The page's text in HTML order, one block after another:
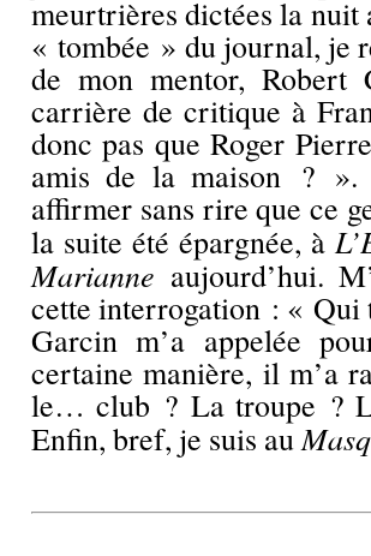
meurtrières dictées la nuit
« tombée » du journal, je
de mon mentor,
carrière de critique à
donc pas que Roger
amis de la maison ?
affirmer sans rire que ce
la suite été épargnée, à
Marianne aujourd’hui.
cette interrogation : « Qui
Garcin m’a appelée
certaine manière, il m’a
le… club ? La troupe ?
Enfin, bref, je suis au